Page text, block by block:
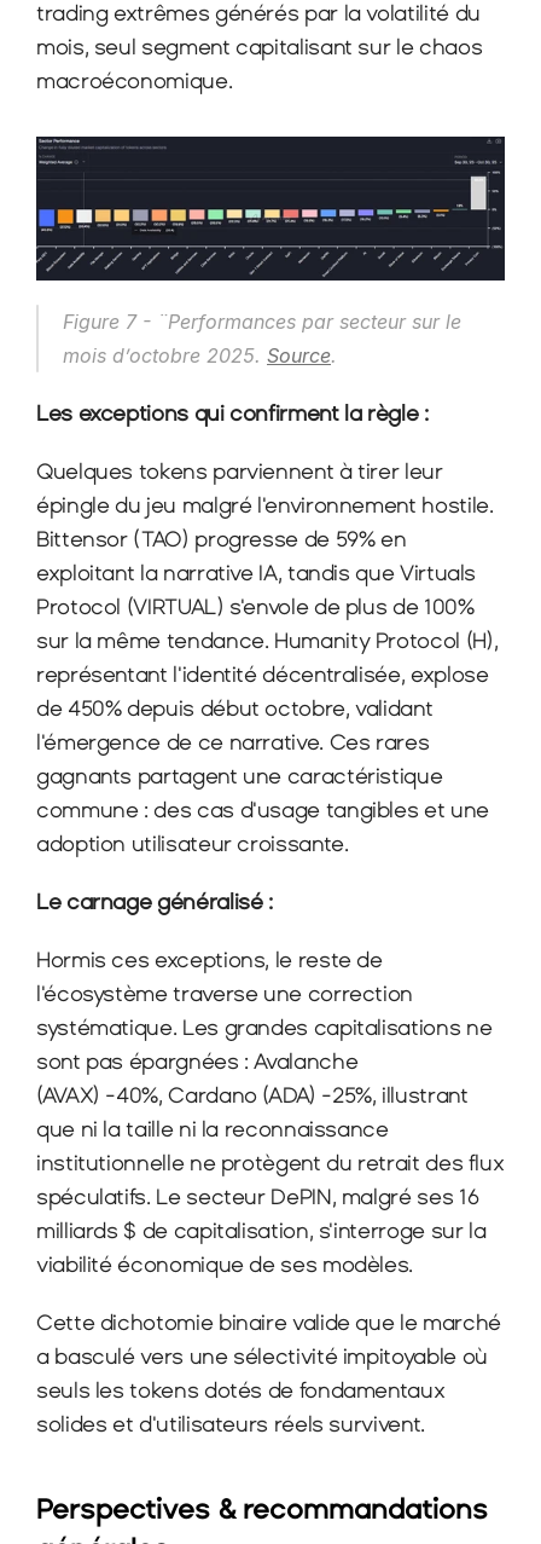
trading extrêmes générés par la volatilité du
mois, seul segment capitalisant sur le chaos
macroéconomique.​
Figure 7 - ¨Performances par secteur sur le
mois d’octobre 2025. Source.
Les exceptions qui confirment la règle :
Quelques tokens parviennent à tirer leur
épingle du jeu malgré l'environnement hostile.
Bittensor (TAO) progresse de 59% en
exploitant la narrative IA, tandis que Virtuals
Protocol (VIRTUAL) s'envole de plus de 100%
sur la même tendance. Humanity Protocol (H),
représentant l'identité décentralisée, explose
de 450% depuis début octobre, validant
l'émergence de ce narrative. Ces rares
gagnants partagent une caractéristique
commune : des cas d'usage tangibles et une
adoption utilisateur croissante.
Le carnage généralisé :
Hormis ces exceptions, le reste de
l'écosystème traverse une correction
systématique. Les grandes capitalisations ne
sont pas épargnées : Avalanche
(AVAX) -40%, Cardano (ADA) -25%, illustrant
que ni la taille ni la reconnaissance
institutionnelle ne protègent du retrait des flux
spéculatifs. Le secteur DePIN, malgré ses 16
milliards $ de capitalisation, s'interroge sur la
viabilité économique de ses modèles.​
Cette dichotomie binaire valide que le marché
a basculé vers une sélectivité impitoyable où
seuls les tokens dotés de fondamentaux
solides et d'utilisateurs réels survivent.
Perspectives & recommandations